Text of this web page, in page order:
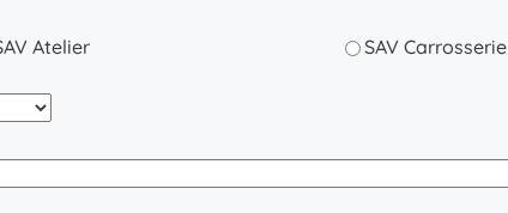
Atelier SAV Carrosserie